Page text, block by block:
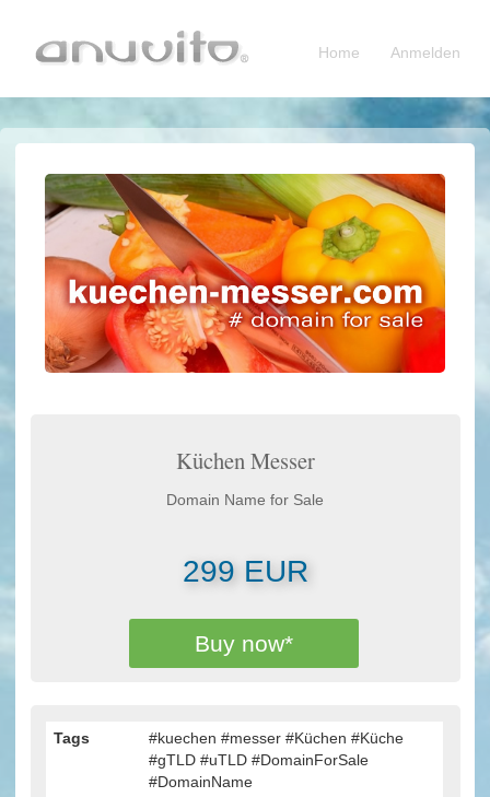
Home Anmelden
Küchen Messer
Domain Name for Sale
299 EUR
Buy now*
Tags
#kuechen #messer #Küchen #Küche
#gTLD #uTLD #DomainForSale
#DomainName